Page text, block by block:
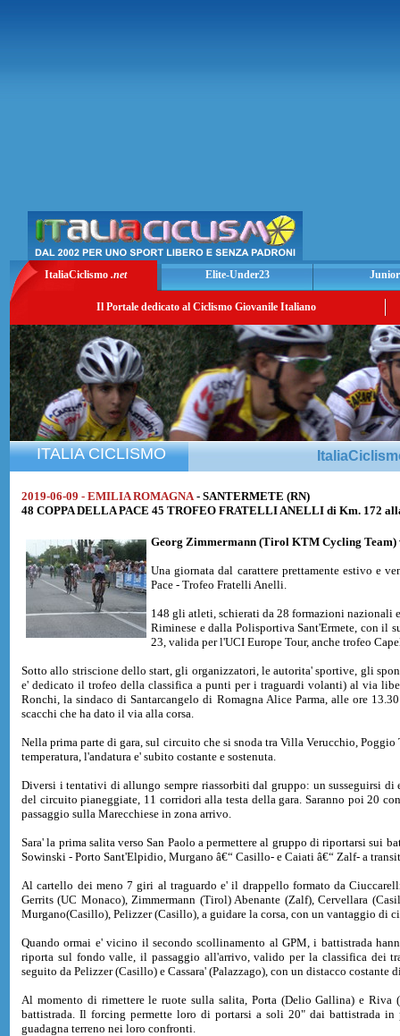
ItaliaCiclismo .net Elite-Under23
Il Portale dedicato al Ciclismo Giovanile Italiano
ITALIA CICLISMO
2019-06-09 - EMILIA ROMAGNA - SANTERMETE (RN)
48 COPPA DELLA PACE 45 TROFEO FRATELLI ANELLI di Km. 172
Georg Zimmermann (Tirol KTM Cycling Team)
Una giornata dal carattere prettamente estivo e
Pace - Trofeo Fratelli Anelli.
148 gli atleti, schierati da 28 formazioni nazionali
Riminese e dalla Polisportiva Sant'Ermete, con il
23, valida per l'UCI Europe Tour, anche trofeo
Sotto allo striscione dello start, gli organizzatori, le autorita' sportive, gli
e' dedicato il trofeo della classifica a punti per i traguardi volanti) al via
Ronchi, la sindaco di Santarcangelo di Romagna Alice Parma, alle ore
scacchi che ha dato il via alla corsa.
Nella prima parte di gara, sul circuito che si snoda tra Villa Verucchio,
temperatura, l'andatura e' subito costante e sostenuta.
Diversi i tentativi di allungo sempre riassorbiti dal gruppo: un susseguirsi
del circuito pianeggiate, 11 corridori alla testa della gara. Saranno poi 20
passaggio sulla Marecchiese in zona arrivo.
Sara' la prima salita verso San Paolo a permettere al gruppo di riportarsi sui
Sowinski - Porto Sant'Elpidio, Murgano â€“ Casillo- e Caiati â€“ Zalf- a
Al cartello dei meno 7 giri al traguardo e' il drappello formato da
Gerrits (UC Monaco), Zimmermann (Tirol) Abenante (Zalf), Cervellara
Murgano(Casillo), Pelizzer (Casillo), a guidare la corsa, con un vantaggio di
Quando ormai e' vicino il secondo scollinamento al GPM, i battistrada
riporta sul fondo valle, il passaggio all'arrivo, valido per la classifica dei
seguito da Pelizzer (Casillo) e Cassara' (Palazzago), con un distacco costante
Al momento di rimettere le ruote sulla salita, Porta (Delio Gallina) e Riva
battistrada. Il forcing permette loro di portarsi a soli 20" dai battistrada
guadagna terreno nei loro confronti.